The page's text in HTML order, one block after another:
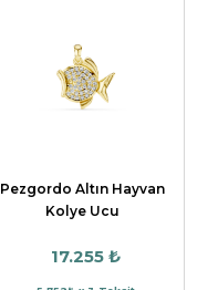
Pezgordo Altın Hayvan
Kolye Ucu
17.255 ₺